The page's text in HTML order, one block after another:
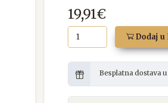
19,91€
Dodaj u
Besplatna dostava